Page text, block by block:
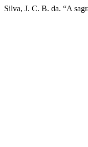
Silva, J. C. B. da. “A